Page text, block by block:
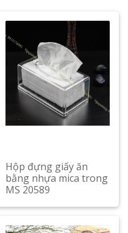
Hộp đựng giấy ăn
bằng nhựa mica trong
MS 20589